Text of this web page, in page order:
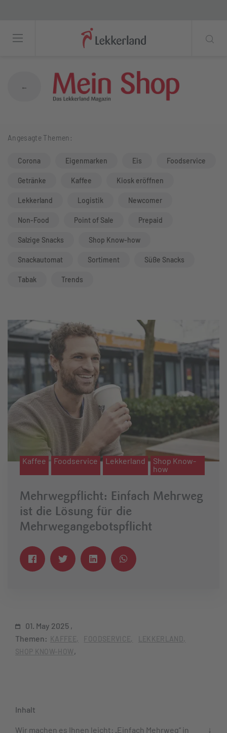
←
Angesagte Themen:
Corona Eigenmarken Eis Foodservice
Getränke Kaffee Kiosk eröffnen
Lekkerland Logistik Newcomer
Non-Food Point of Sale Prepaid
Salzige Snacks Shop Know-how
Snackautomat Sortiment Süße Snacks
Tabak Trends
Kaffee Foodservice Lekkerland
Shop Know-
how
Mehrwegpflicht: Einfach Mehrweg
ist die Lösung für die
Mehrwegangebotspflicht
01. May 2025
Themen: KAFFEE FOODSERVICE
LEKKERLAND
SHOP KNOW-HOW
Inhalt
Wir machen es Ihnen leicht: „Einfach Mehrweg“ in